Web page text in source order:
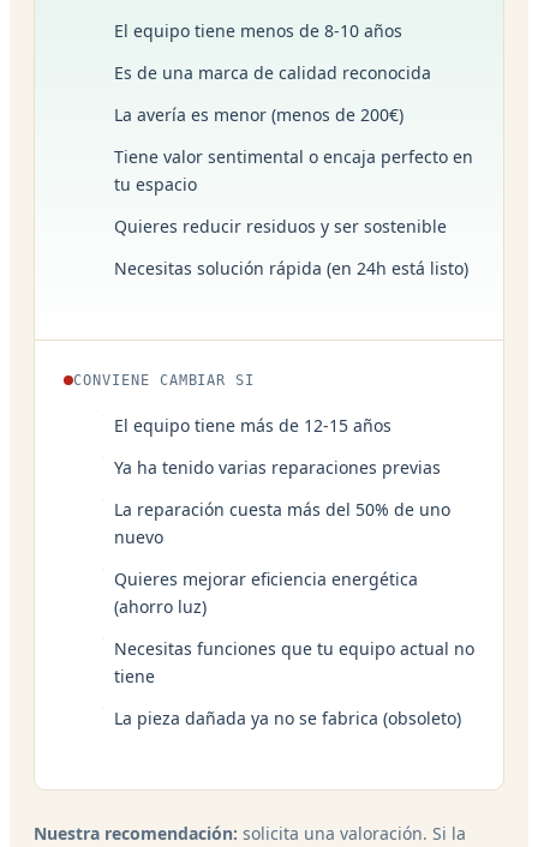
El equipo tiene menos de 8-10 años
Es de una marca de calidad reconocida
La avería es menor (menos de 200€)
Tiene valor sentimental o encaja perfecto en
tu espacio
Quieres reducir residuos y ser sostenible
Necesitas solución rápida (en 24h está listo)
CONVIENE CAMBIAR SI
El equipo tiene más de 12-15 años
Ya ha tenido varias reparaciones previas
La reparación cuesta más del 50% de uno
nuevo
Quieres mejorar eficiencia energética
(ahorro luz)
Necesitas funciones que tu equipo actual no
tiene
La pieza dañada ya no se fabrica (obsoleto)
Nuestra recomendación: solicita una valoración. Si la